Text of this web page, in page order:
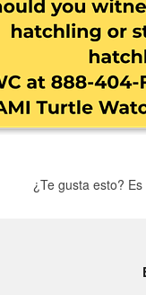
¿Te gusta esto?